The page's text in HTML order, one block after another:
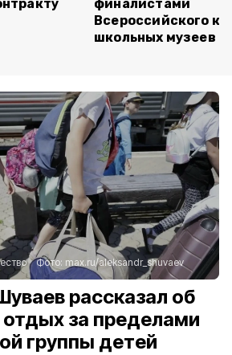
финалистами
Всероссийского
школьных музеев
Фото: max.ru/aleksandr_shuvaev
рассказал об
отдых за пределами
группы детей